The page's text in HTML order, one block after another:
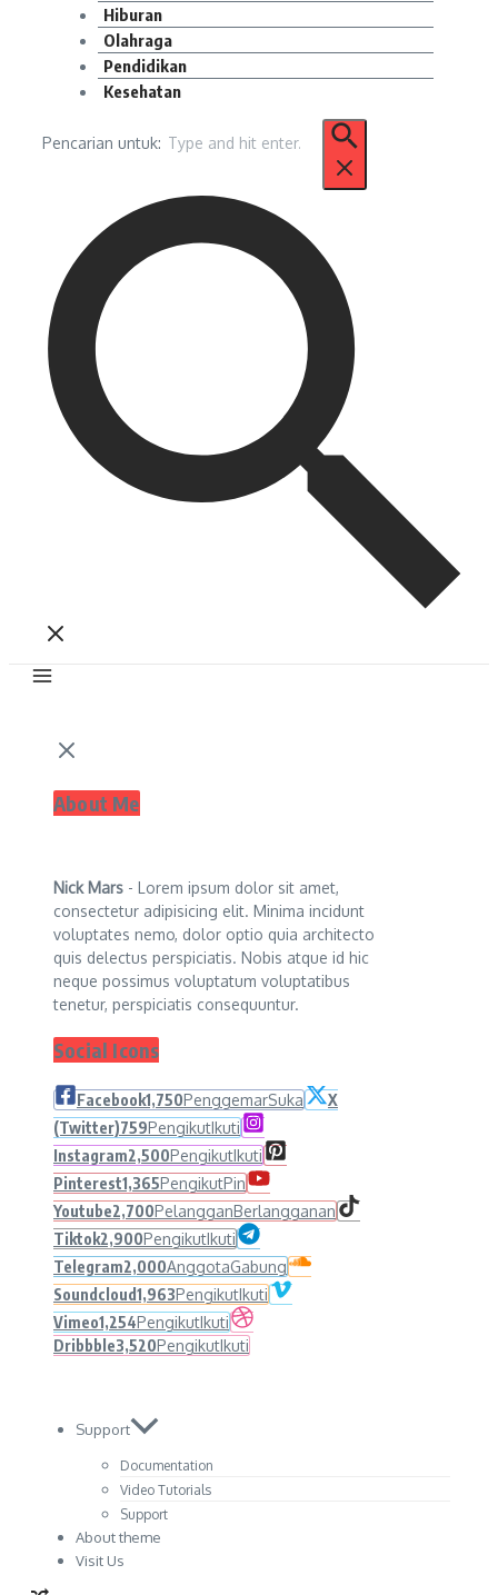
Hiburan
Olahraga
Pendidikan
Kesehatan
Pencarian untuk:
About Me
Nick Mars - Lorem ipsum dolor sit amet,
consectetur adipisicing elit. Minima incidunt
voluptates nemo, dolor optio quia architecto
quis delectus perspiciatis. Nobis atque id hic
neque possimus voluptatum voluptatibus
tenetur, perspiciatis consequuntur.
Social Icons
Facebook1,750PenggemarSuka
X
(Twitter)759PengikutIkuti
Instagram2,500PengikutIkuti
Pinterest1,365PengikutPin
Youtube2,700PelangganBerlangganan
Tiktok2,900PengikutIkuti
Telegram2,000AnggotaGabung
Soundcloud1,963PengikutIkuti
Vimeo1,254PengikutIkuti
Dribbble3,520PengikutIkuti
Support
Documentation
Video Tutorials
Support
About theme
Visit Us